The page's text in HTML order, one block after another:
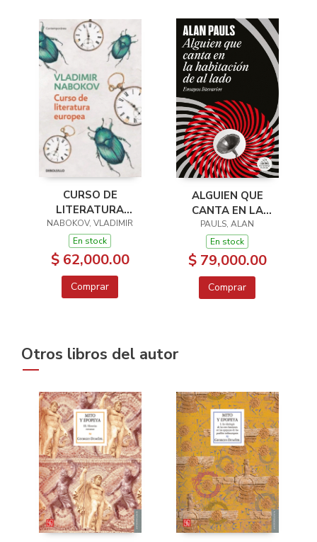
CURSO DE
LITERATURA
EUROPEA
NABOKOV, VLADIMIR
En stock
$ 62,000.00
Comprar
ALGUIEN QUE
CANTA EN LA
HABITACION DE AL
LADO
PAULS, ALAN
En stock
$ 79,000.00
Comprar
Otros libros del autor